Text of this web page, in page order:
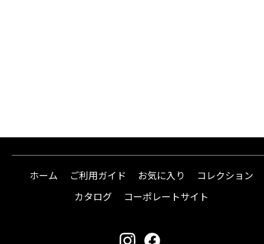
ホーム ご利用ガイド お気に入り
コレクション
カタログ
コーポレートサイト